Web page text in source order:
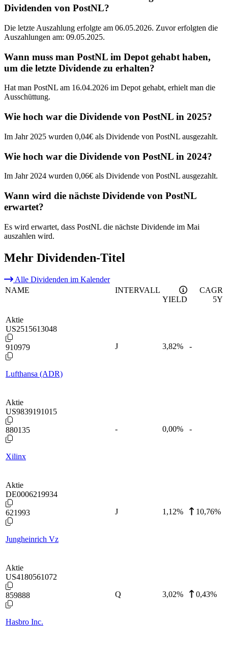
Dividenden von PostNL?
Die letzte Auszahlung erfolgte am 06.05.2026. Zuvor erfolgten die
Auszahlungen am: 09.05.2025.
Wann muss man PostNL im Depot gehabt haben,
um die letzte Dividende zu erhalten?
Hat man PostNL am 16.04.2026 im Depot gehabt, erhielt man die
Ausschüttung.
Wie hoch war die Dividende von PostNL in 2025?
Im Jahr 2025 wurden 0,04€ als Dividende von PostNL ausgezahlt.
Wie hoch war die Dividende von PostNL in 2024?
Im Jahr 2024 wurden 0,06€ als Dividende von PostNL ausgezahlt.
Wann wird die nächste Dividende von PostNL
erwartet?
Es wird erwartet, dass PostNL die nächste Dividende im Mai
auszahlen wird.
Mehr Dividenden-Titel
Alle Dividenden im Kalender
NAME
INTERVALL
YIELD
CAGR
5Y
Aktie
US2515613048
910979
Lufthansa (ADR)
J 3,82% -
Aktie
US9839191015
880135
Xilinx
- 0,00% -
Aktie
DE0006219934
621993
Jungheinrich Vz
J 1,12% 10,76%
Aktie
US4180561072
859888
Hasbro Inc.
Q 3,02% 0,43%